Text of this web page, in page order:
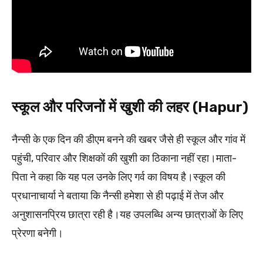
स्कूल और परिजनों में खुशी की लहर (Hapur)
नैन्सी के एक दिन की डीएम बनने की खबर जैसे ही स्कूल और गांव में
पहुंची, परिवार और शिक्षकों की खुशी का ठिकाना नहीं रहा।माता-
पिता ने कहा कि यह पल उनके लिए गर्व का विषय है।स्कूल की
प्रधानाचार्या ने बताया कि नैन्सी हमेशा से ही पढ़ाई में तेज और
अनुशासनप्रिय छात्रा रही है।यह उपलब्धि अन्य छात्राओं के लिए
प्रेरणा बनेगी।